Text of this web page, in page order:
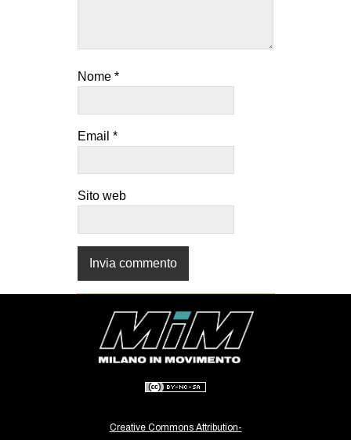
Nome *
Email *
Sito web
Creative Commons Attribution-